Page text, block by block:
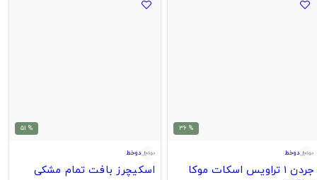
% 36
دوخط
جردن ۱ تراویس اسکات موکا
% 51
دوخط
اسکیچرز بافت تمام مشکی